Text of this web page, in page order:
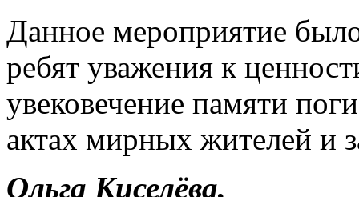
Данное мероприятие
ребят уважения к
увековечение памяти
актах мирных жителей и
Ольга Киселёва,